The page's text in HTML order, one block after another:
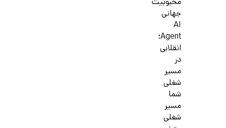
محبوبیت
جهانی
AI
Agent؛
انقلابی
در
مسیر
شغلی
شما
مسیر
شغلی